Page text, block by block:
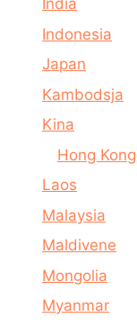
India
Indonesia
Japan
Kambodsja
Kina
Hong Kong
Laos
Malaysia
Maldivene
Mongolia
Myanmar